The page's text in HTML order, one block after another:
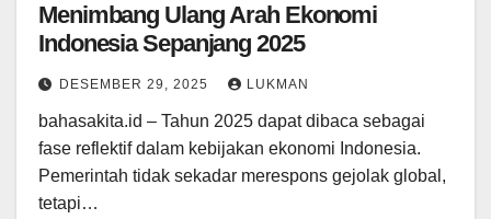
Menimbang Ulang Arah Ekonomi
Indonesia Sepanjang 2025
DESEMBER 29, 2025 LUKMAN
bahasakita.id – Tahun 2025 dapat dibaca sebagai
fase reflektif dalam kebijakan ekonomi Indonesia.
Pemerintah tidak sekadar merespons gejolak global,
tetapi…